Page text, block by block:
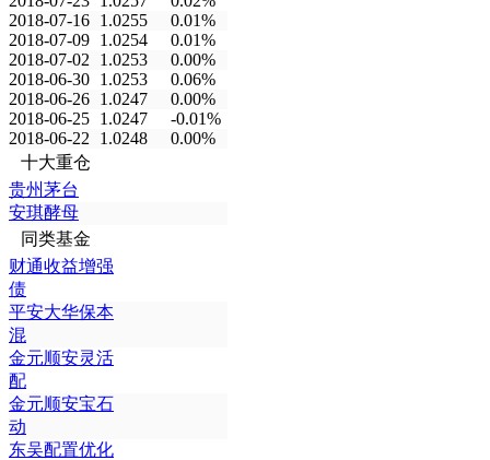
2018-07-16 1.0255
0.01%
2018-07-09 1.0254
0.01%
2018-07-02
1.0253
0.00%
2018-06-30 1.0253
0.06%
2018-06-26 1.0247
0.00%
2018-06-25 1.0247
-0.01%
2018-06-22
1.0248
0.00%
十大重仓
贵州茅台
安琪酵母
同类基金
财通收益增强
债
平安大华保本
混
金元顺安灵活
配
金元顺安宝石
动
东吴配置优化